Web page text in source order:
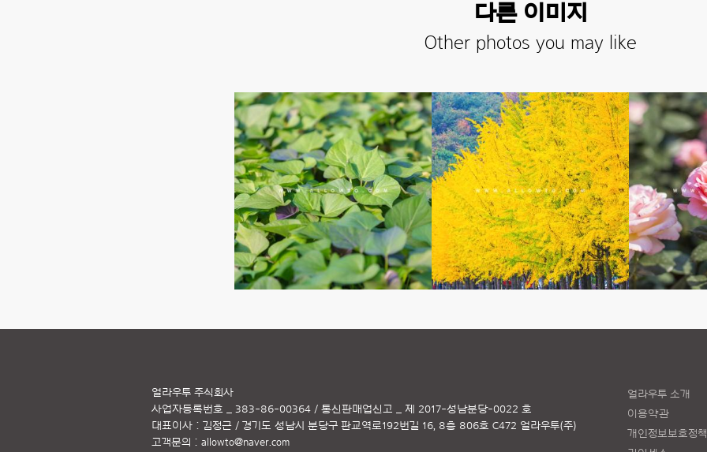
다른 이미지
Other photos you may like
얼라우투 소개
이용약관
개인정보보호정책
얼라우투 주식회사
사업자등록번호 _ 383-86-00364 / 통신판매업신고 _ 제 2017-성남분당-0022 호
대표이사 : 김정근 / 경기도 성남시 분당구 판교역로192번길 16, 8층 806호 C472 얼라우투(주)
고객문의 : allowto@naver.com